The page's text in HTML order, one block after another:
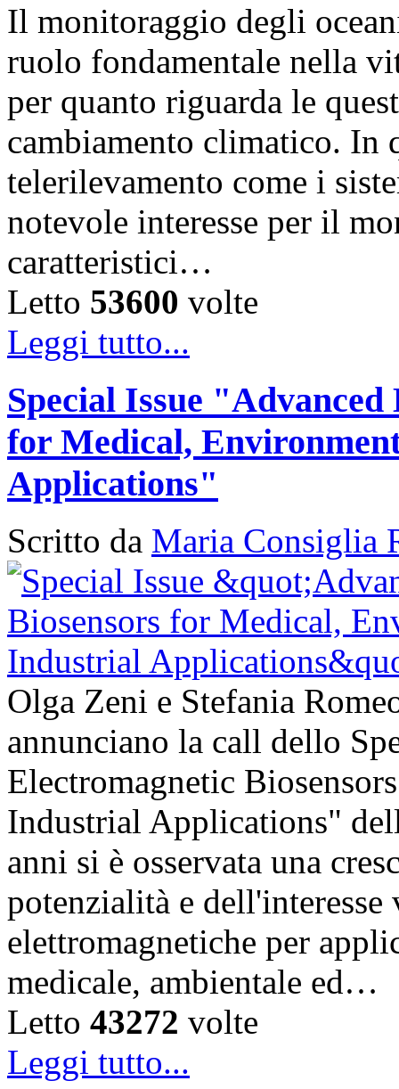
Il monitoraggio degli
ruolo fondamentale nella
per quanto riguarda le
cambiamento climatico. In
telerilevamento come i
notevole interesse per il
caratteristici…
Letto 53600 volte
Leggi tutto...
Special Issue
for Medical,
Applications"
Scritto da Maria Consiglia
Olga Zeni e Stefania
annunciano la call dello
Electromagnetic
Industrial Applications"
anni si è osservata una
potenzialità e dell'interesse
elettromagnetiche per
medicale, ambientale ed…
Letto 43272 volte
Leggi tutto...